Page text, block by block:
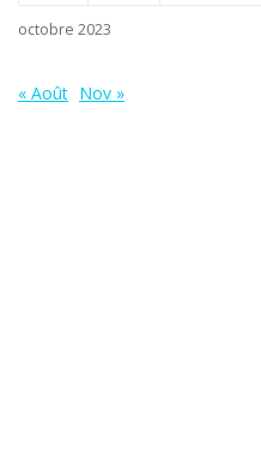
octobre 2023
« Août Nov »